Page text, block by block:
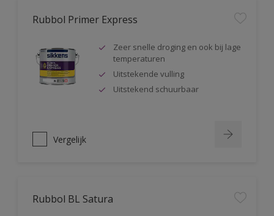
Rubbol Primer Express
Zeer snelle droging en ook bij lage
temperaturen
Uitstekende vulling
Uitstekend schuurbaar
Vergelijk
Rubbol BL Satura